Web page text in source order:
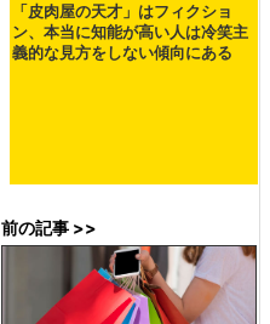
「皮肉屋の天才」はフィクショ
ン、本当に知能が高い人は冷笑主
義的な見方をしない傾向にある
前の記事 >>